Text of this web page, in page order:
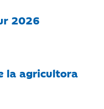
2026
la agricultora